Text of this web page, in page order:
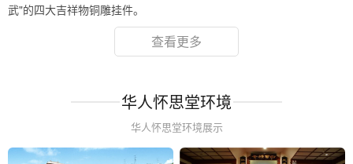
武"的四大吉祥物铜雕挂件。
查看更多
华人怀思堂环境
华人怀思堂环境展示